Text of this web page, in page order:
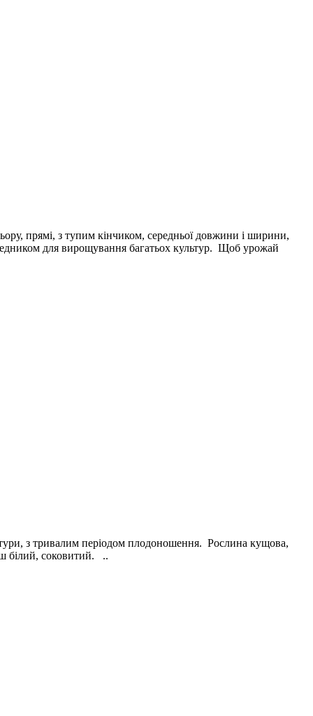
прямі, з тупим кінчиком, середньої довжини і ширини,
для вирощування багатьох культур. Щоб урожай
з тривалим періодом плодоношення. Рослина кущова,
білий, соковитий. ..